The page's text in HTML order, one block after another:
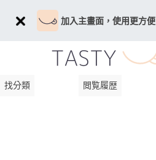
加入主畫面，使用更方便
找分類 閲覧履歴